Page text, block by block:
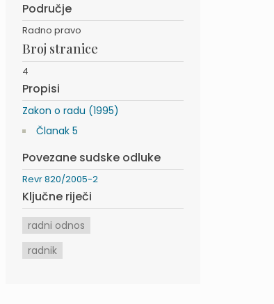
Područje
Radno pravo
Broj stranice
4
Propisi
Zakon o radu (1995)
Članak 5
Povezane sudske odluke
Revr 820/2005-2
Ključne riječi
radni odnos
radnik